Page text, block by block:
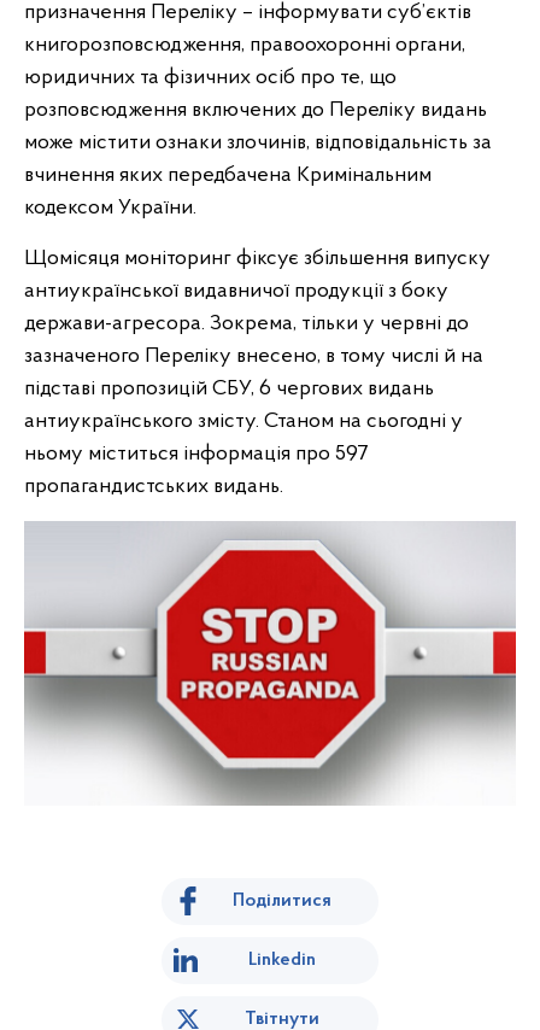
призначення Переліку – інформувати суб’єктів
книгорозповсюдження, правоохоронні органи,
юридичних та фізичних осіб про те, що
розповсюдження включених до Переліку видань
може містити ознаки злочинів, відповідальність за
вчинення яких передбачена Кримінальним
кодексом України.
Щомісяця моніторинг фіксує збільшення випуску
антиукраїнської видавничої продукції з боку
держави-агресора. Зокрема, тільки у червні до
зазначеного Переліку внесено, в тому числі й на
підставі пропозицій СБУ, 6 чергових видань
антиукраїнського змісту. Станом на сьогодні у
ньому міститься інформація про 597
пропагандистських видань.
Поділитися
Linkedin
Твітнути